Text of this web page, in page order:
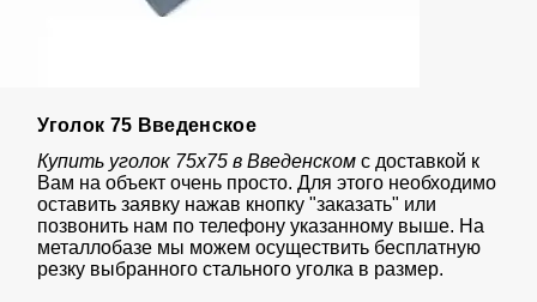
Уголок 75 Введенское
Купить уголок 75х75 в Введенскомс доставкой к
Вам на объект очень просто. Для этого необходимо
оставить заявку нажав кнопку "заказать" или
позвонить нам по телефону указанному выше. На
металлобазе мы можем осуществить бесплатную
резку выбранного стального уголка в размер.